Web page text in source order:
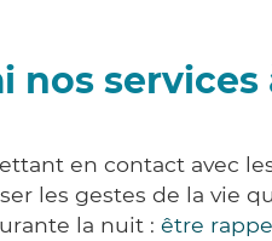
nos
en contact avec
les gestes de la
la nuit : être